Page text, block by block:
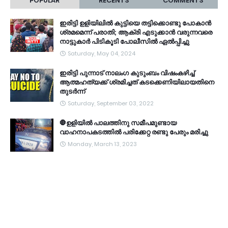
ഇരിട്ടി ഉളിയിലിൽ കുട്ടിയെ തട്ടിക്കൊണ്ടു പോകാൻ
ശ്രമമെന്ന് പരാതി; ആക്രി എടുക്കാൻ വരുന്നവരെ
നാട്ടുകാർ പിടികൂടി പോലീസിൽ ഏൽപ്പിച്ചു
Saturday, May 04, 2024
ഇരിട്ടി പുന്നാട് നാലംഗ കുടുംബം വിഷംകഴിച്ച്‌
ആത്മഹത്യക്ക് ശ്രമിച്ചത് കടക്കെണിയിലായതിനെ
തുടർന്ന്
Saturday, September 03, 2022
🛑ഉളിയിൽ പാലത്തിനു സമീപമുണ്ടായ
വാഹനാപകടത്തിൽ പരിക്കേറ്റ രണ്ടു പേരും മരിച്ചു
Monday, March 13, 2023